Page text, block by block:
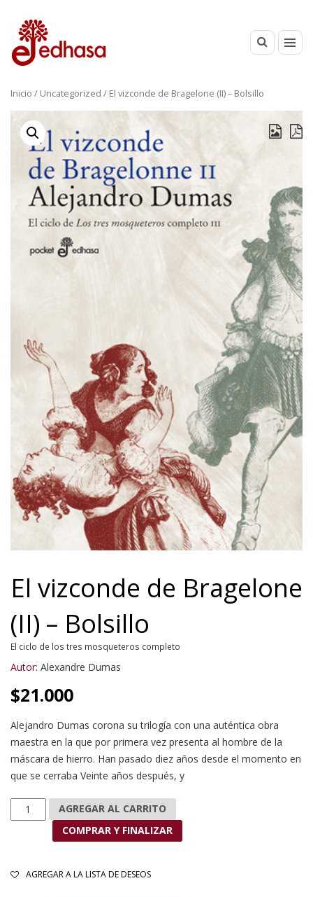
Inicio / Uncategorized / El vizconde de Bragelone (II) – Bolsillo
El vizconde de Bragelone
(II) – Bolsillo
El ciclo de los tres mosqueteros completo
Autor: Alexandre Dumas
$21.000
Alejandro Dumas corona su trilogía con una auténtica obra
maestra en la que por primera vez presenta al hombre de la
máscara de hierro. Han pasado diez años desde el momento en
que se cerraba Veinte años después, y
El vizconde de Bragelone (II) - Bolsillo cantidad
AGREGAR AL CARRITO
COMPRAR Y FINALIZAR
AGREGAR A LA LISTA DE DESEOS